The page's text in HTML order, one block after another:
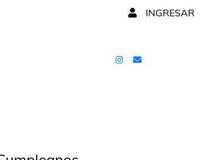
INGRESAR